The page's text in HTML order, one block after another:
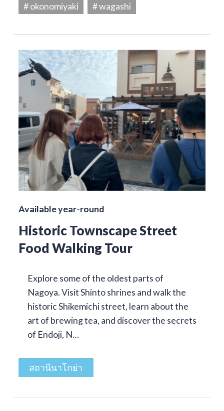
# okonomiyaki
# wagashi
Available year-round
Historic Townscape Street
Food Walking Tour
Explore some of the oldest parts of
Nagoya. Visit Shinto shrines and walk the
historic Shikemichi street, learn about the
art of brewing tea, and discover the secrets
of Endoji, N…
สถานีนาโกย่า